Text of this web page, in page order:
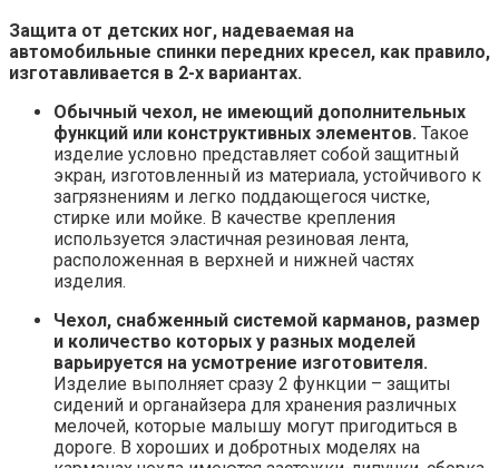
Защита от детских ног, надеваемая на
автомобильные спинки передних кресел, как правило,
изготавливается в 2-х вариантах.
Обычный чехол, не имеющий дополнительных
функций или конструктивных элементов. Такое
изделие условно представляет собой защитный
экран, изготовленный из материала, устойчивого к
загрязнениям и легко поддающегося чистке,
стирке или мойке. В качестве крепления
используется эластичная резиновая лента,
расположенная в верхней и нижней частях
изделия.
Чехол, снабженный системой карманов, размер
и количество которых у разных моделей
варьируется на усмотрение изготовителя.
Изделие выполняет сразу 2 функции – защиты
сидений и органайзера для хранения различных
мелочей, которые малышу могут пригодиться в
дороге. В хороших и добротных моделях на